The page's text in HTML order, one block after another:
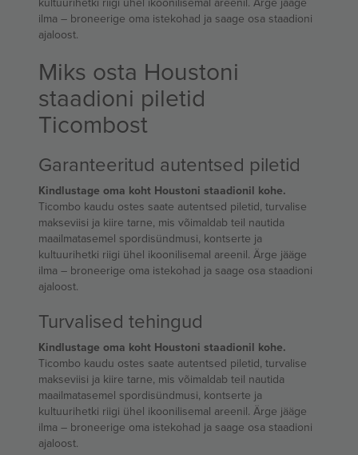
ilma – broneerige oma istekohad ja saage osa staadioni
ajaloost.
Miks osta Houstoni
staadioni piletid
Ticombost
Garanteeritud autentsed piletid
Kindlustage oma koht Houstoni staadionil kohe.
Ticombo kaudu ostes saate autentsed piletid, turvalise
makseviisi ja kiire tarne, mis võimaldab teil nautida
maailmatasemel spordisündmusi, kontserte ja
kultuurihetki riigi ühel ikoonilisemal areenil. Ärge jääge
ilma – broneerige oma istekohad ja saage osa staadioni
ajaloost.
Turvalised tehingud
Kindlustage oma koht Houstoni staadionil kohe.
Ticombo kaudu ostes saate autentsed piletid, turvalise
makseviisi ja kiire tarne, mis võimaldab teil nautida
maailmatasemel spordisündmusi, kontserte ja
kultuurihetki riigi ühel ikoonilisemal areenil. Ärge jääge
ilma – broneerige oma istekohad ja saage osa staadioni
ajaloost.